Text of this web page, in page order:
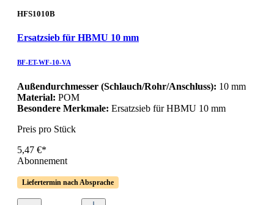
HFS1010B
Ersatzsieb für HBMU 10 mm
BF-ET-WF-10-VA
Außendurchmesser (Schlauch/Rohr/Anschluss): 10 mm
Material: POM
Besondere Merkmale: Ersatzsieb für HBMU 10 mm
Preis pro Stück
5,47 €*
Abonnement
Liefertermin nach Absprache